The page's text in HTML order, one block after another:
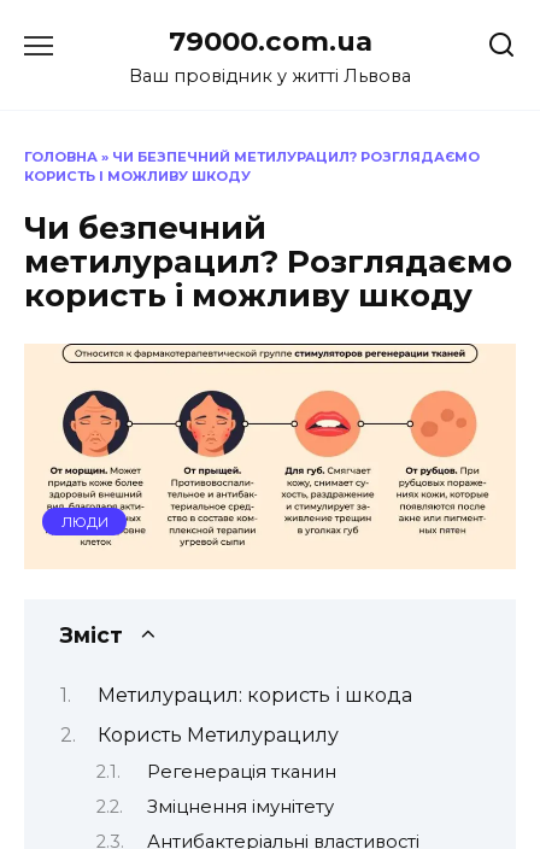
до
79000.com.ua
Ваш провідник у житті Львова
ГОЛОВНА » ЧИ БЕЗПЕЧНИЙ МЕТИЛУРАЦИЛ? РОЗГЛЯДАЄМО
КОРИСТЬ І МОЖЛИВУ ШКОДУ
Чи безпечний
метилурацил? Розглядаємо
користь і можливу шкоду
ЛЮДИ
Зміст
Метилурацил: користь і шкода
Користь Метилурацилу
Регенерація тканин
Зміцнення імунітету
Антибактеріальні властивості